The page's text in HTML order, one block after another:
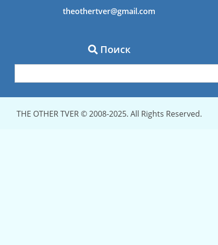
theothertver@gmail.com
Поиск
THE OTHER TVER © 2008-2025. All Rights Reserved.